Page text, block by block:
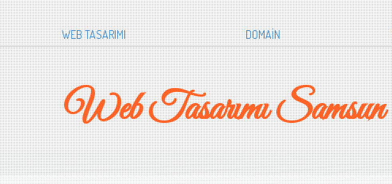
WEB TASARIMI DOMAİN
Web Tasarımı Samsun